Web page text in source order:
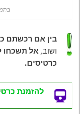
בין אם רכשתם
ושוב, אל תשכחו
כרטיסים.
להזמנת